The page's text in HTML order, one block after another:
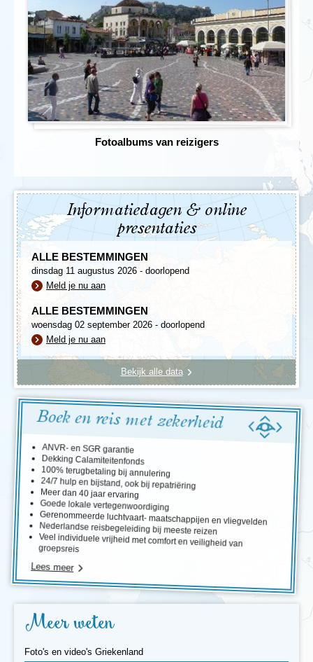
Fotoalbums van reizigers
Informatiedagen & online
presentaties
ALLE BESTEMMINGEN
dinsdag 11 augustus 2026 - doorlopend
Meld je nu aan
ALLE BESTEMMINGEN
woensdag 02 september 2026 - doorlopend
Meld je nu aan
Bekijk alle data
Boek en reis met zekerheid
ANVR- en SGR garantie
Dekking Calamiteitenfonds
100% terugbetaling bij annulering
24/7 hulp en bijstand, ook bij repatriëring
Meer dan 40 jaar ervaring
Goede lokale vertegenwoordiging
Gerenommeerde luchtvaart- maatschappijen en vliegvelden
Nederlandse reisbegeleiding bij meeste reizen
Veel individuele vrijheid met comfort en veiligheid van
groepsreis
Lees meer
Meer weten
Foto's en video's Griekenland